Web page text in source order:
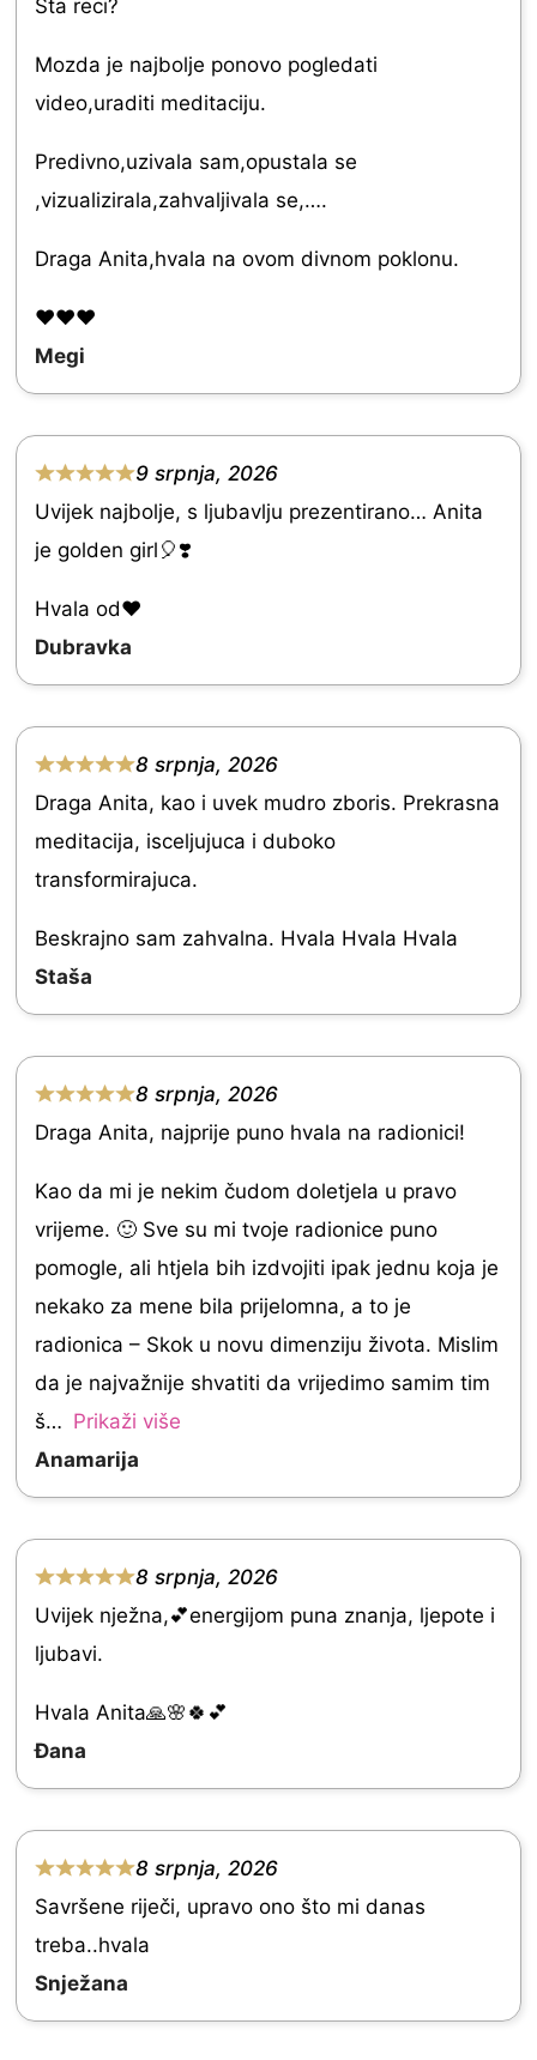
5
t
e
5
.
0
u
t
5
Sta reci?
Mozda je najbolje ponovo pogledati
video,uraditi meditaciju.
Predivno,uzivala sam,opustala se
,vizualizirala,zahvaljivala se,….
Draga Anita,hvala na ovom divnom poklonu.
❤️❤️❤️
Megi
e
d
5
.
0
o
u
t
f
5
9 srpnja, 2026
Uvijek najbolje, s ljubavlju prezentirano… Anita
je golden girl🎈❣️
Hvala od♥️
Dubravka
d
5
.
0
o
u
o
f
5
8 srpnja, 2026
Draga Anita, kao i uvek mudro zboris. Prekrasna
meditacija, isceljujuca i duboko
transformirajuca.
Beskrajno sam zahvalna. Hvala Hvala Hvala
Staša
t
e
d
5
.
0
o
u
t
o
f
5
8 srpnja, 2026
Draga Anita, najprije puno hvala na radionici!
Kao da mi je nekim čudom doletjela u pravo
vrijeme. 🙂 Sve su mi tvoje radionice puno
pomogle, ali htjela bih izdvojiti ipak jednu koja je
nekako za mene bila prijelomna, a to je
radionica – Skok u novu dimenziju života. Mislim
da je najvažnije shvatiti da vrijedimo samim tim
š
Prikaži više
Anamarija
e
d
5
.
0
o
u
t
o
8 srpnja, 2026
Uvijek nježna,💕energijom puna znanja, ljepote i
ljubavi.
Hvala Anita🙏🌸🍀💕
Đana
8 srpnja, 2026
Savršene riječi, upravo ono što mi danas
treba..hvala
Snježana